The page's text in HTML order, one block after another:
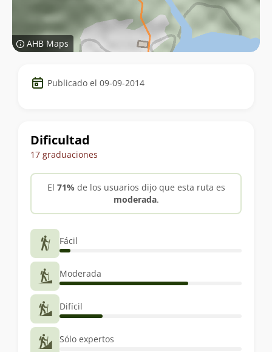
AHB Maps
Datos
del Publicado el 09-09-2014
Dificultad
17 graduaciones
El 71% de los usuarios dijo que esta ruta es
moderada.
Fácil
Moderada
Difícil
Sólo expertos